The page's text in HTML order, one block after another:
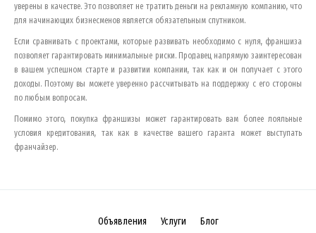
уверены в качестве. Это позволяет не тратить деньги на рекламную компанию, что
для начинающих бизнесменов является обязательным спутником.
Если сравнивать с проектами, которые развивать необходимо с нуля, франшиза
позволяет гарантировать минимальные риски. Продавец напрямую заинтересован
в вашем успешном старте и развитии компании, так как и он получает с этого
доходы. Поэтому вы можете уверенно рассчитывать на поддержку с его стороны
по любым вопросам.
Помимо этого, покупка франшизы может гарантировать вам более лояльные
условия кредитования, так как в качестве вашего гаранта может выступать
франчайзер.
Объявления Услуги Блог